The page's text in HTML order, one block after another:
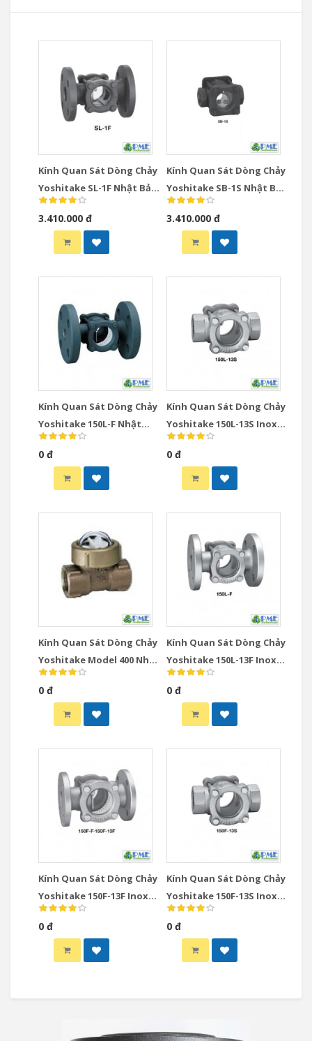
Kính Quan Sát Dòng Chảy
Yoshitake SL-1F Nhật Bản
DN15-DN50 Mặt Bích
JIS10K
3.410.000 đ
Kính Quan Sát Dòng Chảy
Yoshitake SB-1S Nhật Bản
DN15-DN50 Ren JIS Rc
3.410.000 đ
Kính Quan Sát Dòng Chảy
Yoshitake 150L-F Nhật
Bản DN65-DN150 JIS10K
0 đ
Kính Quan Sát Dòng Chảy
Yoshitake 150L-13S Inox
Nhật Bản DN15-DN50 Ren
JIS Rc
0 đ
Kính Quan Sát Dòng Chảy
Yoshitake Model 400 Nhật
Bản DN10-DN25 Spinner
Type
0 đ
Kính Quan Sát Dòng Chảy
Yoshitake 150L-13F Inox
Nhật Bản DN15-DN100
JIS10K
0 đ
Kính Quan Sát Dòng Chảy
Yoshitake 150F-13F Inox
Nhật Bản DN15-DN100
JIS10K
0 đ
Kính Quan Sát Dòng Chảy
Yoshitake 150F-13S Inox
Nhật Bản DN15-DN50
0 đ